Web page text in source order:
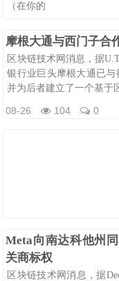
（在你的
摩根大通与西门子合
区块链技术网消息，据
银行业巨头摩根大通已与
并为后者建立了一个基于
08-26 104 0
Meta向南达科他州
关商标权
区块链技术网消息，据